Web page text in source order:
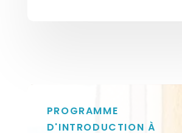
PROGRAMME
D'INTRODUCTION À